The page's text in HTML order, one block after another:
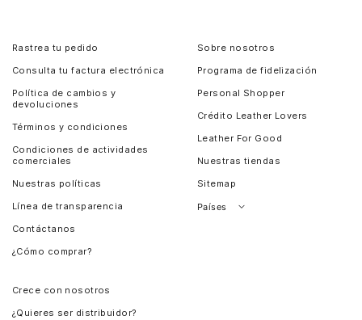
Rastrea tu pedido
Consulta tu factura electrónica
Política de cambios y
devoluciones
Términos y condiciones
Condiciones de actividades
comerciales
Nuestras políticas
Línea de transparencia
Contáctanos
¿Cómo comprar?
Sobre nosotros
Programa de fidelización
Personal Shopper
Crédito Leather Lovers
Leather For Good
Nuestras tiendas
Sitemap
Países
Crece con nosotros
¿Quieres ser distribuidor?